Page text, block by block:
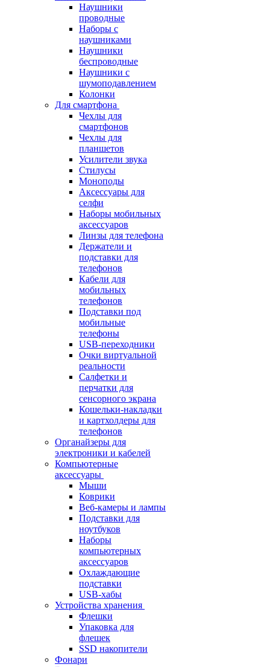
Наушники
проводные
Наборы с
наушниками
Наушники
беспроводные
Наушники с
шумоподавлением
Колонки
Для смартфона
Чехлы для
смартфонов
Чехлы для
планшетов
Усилители звука
Стилусы
Моноподы
Аксессуары для
селфи
Наборы мобильных
аксессуаров
Линзы для телефона
Держатели и
подставки для
телефонов
Кабели для
мобильных
телефонов
Подставки под
мобильные
телефоны
USB-переходники
Очки виртуальной
реальности
Салфетки и
перчатки для
сенсорного экрана
Кошельки-накладки
и картхолдеры для
телефонов
Органайзеры для
электроники и кабелей
Компьютерные
аксессуары
Мыши
Коврики
Веб-камеры и лампы
Подставки для
ноутбуков
Наборы
компьютерных
аксессуаров
Охлаждающие
подставки
USB-хабы
Устройства хранения
Флешки
Упаковка для
флешек
SSD накопители
Фонари